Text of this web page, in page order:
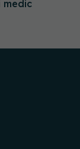
medic